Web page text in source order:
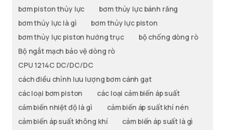
bơm piston thủy lực
bơm thủy lực bánh răng
bơm thủy lực là gì
bơm thủy lực piston
bơm thủy lực piston hướng trục
bộ chống dòng rò
Bộ ngắt mạch bảo vệ dòng rò
CPU 1214C DC/DC/DC
cách điều chỉnh lưu lượng bơm cánh gạt
các loại bơm piston
các loại cảm biến áp suất
cảm biến nhiệt độ là gì
cảm biến áp suất khí nén
cảm biến áp suất không khí
cảm biến áp suất là gì